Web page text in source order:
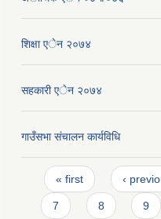
शिक्षा एेन २०७४
सहकारी एेन २०७४
गाउँसभा संचालन कार्यविधि
Pages
« first ‹
7 8 9